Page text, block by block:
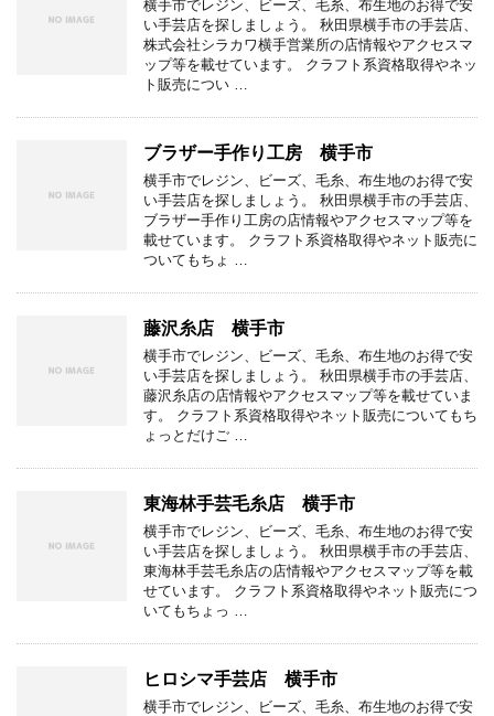
横手市でレジン、ビーズ、毛糸、布生地のお得で安
い手芸店を探しましょう。 秋田県横手市の手芸店、
株式会社シラカワ横手営業所の店情報やアクセスマ
ップ等を載せています。 クラフト系資格取得やネッ
ト販売につい …
ブラザー手作り工房 横手市
横手市でレジン、ビーズ、毛糸、布生地のお得で安
い手芸店を探しましょう。 秋田県横手市の手芸店、
ブラザー手作り工房の店情報やアクセスマップ等を
載せています。 クラフト系資格取得やネット販売に
ついてもちょ …
藤沢糸店 横手市
横手市でレジン、ビーズ、毛糸、布生地のお得で安
い手芸店を探しましょう。 秋田県横手市の手芸店、
藤沢糸店の店情報やアクセスマップ等を載せていま
す。 クラフト系資格取得やネット販売についてもち
ょっとだけご …
東海林手芸毛糸店 横手市
横手市でレジン、ビーズ、毛糸、布生地のお得で安
い手芸店を探しましょう。 秋田県横手市の手芸店、
東海林手芸毛糸店の店情報やアクセスマップ等を載
せています。 クラフト系資格取得やネット販売につ
いてもちょっ …
ヒロシマ手芸店 横手市
横手市でレジン、ビーズ、毛糸、布生地のお得で安